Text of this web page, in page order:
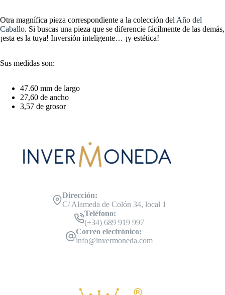
Otra magnífica pieza correspondiente a la colección delAño del
Caballo. Si buscas una pieza que se diferencie fácilmente de las demás,
¡esta es la tuya! Inversión inteligente… ¡y estética!
Sus medidas son:
47.60 mm de largo
27,60 de ancho
3,57 de grosor
Dirección:
C/ Alameda de Colón 34, local 1
Teléfono:
(+34) 689 919 997
Correo electrónico:
info@invermoneda.com